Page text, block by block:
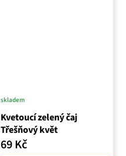
Kvetoucí zelený čaj
Třešňový květ
skladem
69 Kč